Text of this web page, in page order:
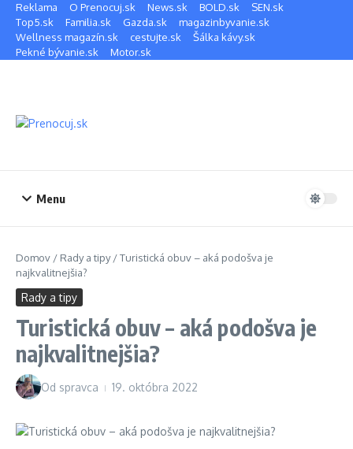
Preskočiť na obsah
Reklama O Prenocuj.sk News.sk BOLD.sk
SEN.sk
Top5.sk
Familia.sk Gazda.sk
magazinbyvanie.sk
Wellness magazín.sk
cestujte.sk
Šálka kávy.sk
Pekné bývanie.sk
Motor.sk
Menu
Domov / Rady a tipy/Turistická obuv – aká podošva je
najkvalitnejšia?
Rady a tipy
Turistická obuv – aká podošva je
najkvalitnejšia?
Od spravca 19. októbra 2022